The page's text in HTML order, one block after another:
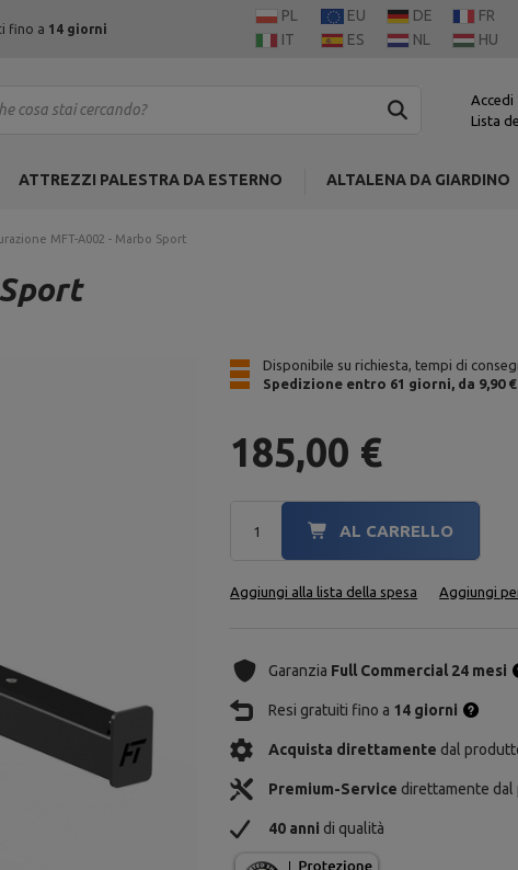
fino a 14 giorni
PL EU DE FR
IT
ES NL HU
Accedi
Lista
ATTREZZI PALESTRA DA ESTERNO ALTALENA DA GIARDINO
MFT-A002 - Marbo Sport
Disponibile su richiesta, tempi di
Spedizione entro 61 giorni da 9,90 €
185,00 €
AL CARRELLO
Aggiungi alla lista della spesa Aggiungi
Garanzia Full Commercial 24 mesi
Resi gratuiti fino a 14 giorni
Acquista direttamente dal
Premium-Service direttamente
40 anni di qualità